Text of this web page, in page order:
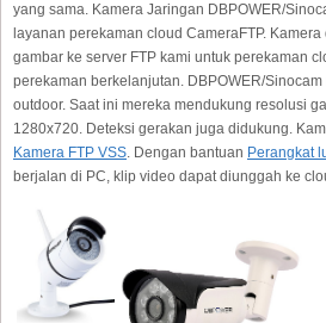
yang sama. Kamera Jaringan DBPOWER/
layanan perekaman cloud CameraFTP.
gambar ke server FTP kami untuk perekaman
perekaman berkelanjutan. DBPOWER/
outdoor. Saat ini mereka mendukung resolusi
1280x720. Deteksi gerakan juga didukung.
Kamera FTP VSS. Dengan bantuan Perangkat
berjalan di PC, klip video dapat diunggah ke